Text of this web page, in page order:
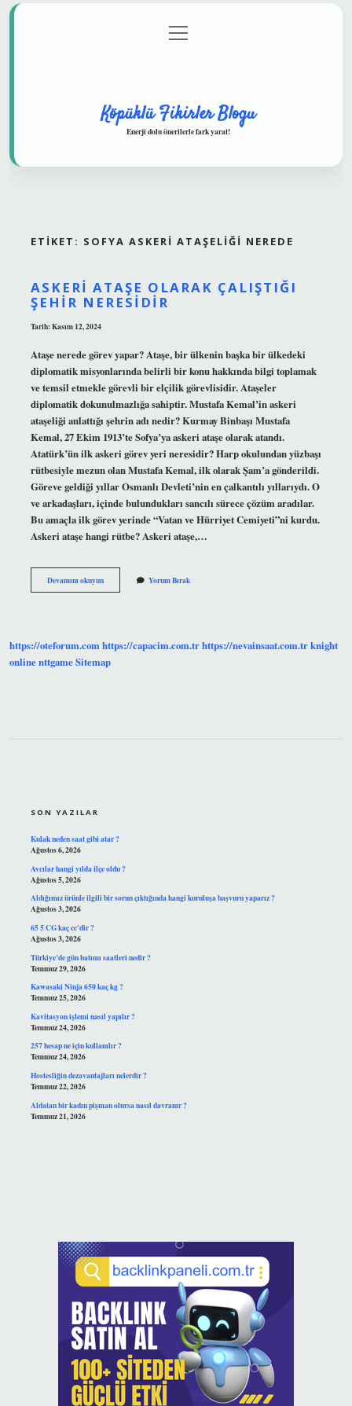
Gizlilik Politikası
menüyü
aç
Köpüklü Fikirler Blogu
Enerji dolu önerilerle fark yarat!
ETIKET: SOFYA ASKERI ATAŞELIĞI NEREDE
ASKERI ATAŞE OLARAK ÇALIŞTIĞI
ŞEHIR NERESIDIR
Tarih: Kasım 12, 2024
Ataşe nerede görev yapar? Ataşe, bir ülkenin başka bir ülkedeki
diplomatik misyonlarında belirli bir konu hakkında bilgi toplamak
ve temsil etmekle görevli bir elçilik görevlisidir. Ataşeler
diplomatik dokunulmazlığa sahiptir. Mustafa Kemal’in askeri
ataşeliği anlattığı şehrin adı nedir? Kurmay Binbaşı Mustafa
Kemal, 27 Ekim 1913’te Sofya’ya askeri ataşe olarak atandı.
Atatürk’ün ilk askeri görev yeri neresidir? Harp okulundan yüzbaşı
rütbesiyle mezun olan Mustafa Kemal, ilk olarak Şam’a gönderildi.
Göreve geldiği yıllar Osmanlı Devleti’nin en çalkantılı yıllarıydı. O
ve arkadaşları, içinde bulundukları sancılı sürece çözüm aradılar.
Bu amaçla ilk görev yerinde “Vatan ve Hürriyet Cemiyeti”ni kurdu.
Askeri ataşe hangi rütbe? Askeri ataşe,…
Devamını okuyunAskeri
Ataşe
Yorum Bırak
https://oteforum.comhttps://capacim.com.trhttps://nevainsaat.com.trknight
onlinenttgameSitemap
SON YAZILAR
Kulak neden saat gibi atar ?
Ağustos 6, 2026
Avcılar hangi yılda ilçe oldu ?
Ağustos 5, 2026
Aldığımız ürünle ilgili bir sorun çıktığında hangi kuruluşa başvuru yaparız ?
Ağustos 3, 2026
65 5 CG kaç cc’dir ?
Ağustos 3, 2026
Türkiye’de gün batımı saatleri nedir ?
Temmuz 29, 2026
Kawasaki Ninja 650 kaç kg ?
Temmuz 25, 2026
Kavitasyon işlemi nasıl yapılır ?
Temmuz 24, 2026
257 hesap ne için kullanılır ?
Temmuz 24, 2026
Hostesliğin dezavantajları nelerdir ?
Temmuz 22, 2026
Aldatan bir kadın pişman olursa nasıl davranır ?
Temmuz 21, 2026